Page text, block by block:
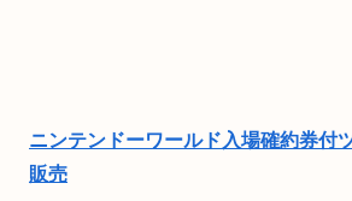
ニンテンドーワールド入場確約券付
販売